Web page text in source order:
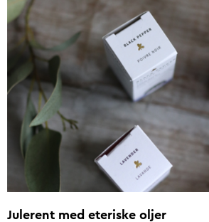
Julerent med eteriske oljer